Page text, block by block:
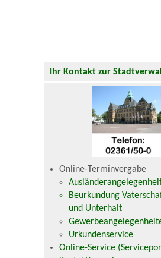
Ihr Kontakt zur
Online-Terminvergabe
Beurkundung
und Unterhalt
Urkundenservice
Online-Service